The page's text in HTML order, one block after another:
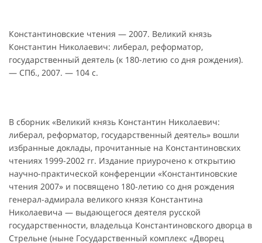
Константиновские чтения — 2007. Великий князь
Константин Николаевич: либерал, реформатор,
государственный деятель (к 180-летию со дня рождения).
— СПб., 2007. — 104 с.
В сборник «Великий князь Константин Николаевич:
либерал, реформатор, государственный деятель» вошли
избранные доклады, прочитанные на Константиновских
чтениях 1999-2002 гг. Издание приурочено к открытию
научно-практической конференции «Константиновские
чтения 2007» и посвящено 180-летию со дня рождения
генерал-адмирала великого князя Константина
Николаевича — выдающегося деятеля русской
государственности, владельца Константиновского дворца в
Стрельне (ныне Государственный комплекс «Дворец